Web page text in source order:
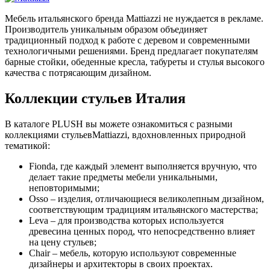
Мебель итальянского бренда Mattiazzi не нуждается в рекламе.
Производитель уникальным образом объединяет
традиционный подход к работе с деревом и современными
технологичными решениями. Бренд предлагает покупателям
барные стойки, обеденные кресла, табуреты и стулья высокого
качества с потрясающим дизайном.
Коллекции стульев Италия
В каталоге PLUSH вы можете ознакомиться с разными
коллекциями стульевMattiazzi, вдохновленных природной
тематикой:
Fionda, где каждый элемент выполняется вручную, что
делает такие предметы мебели уникальными,
неповторимыми;
Osso – изделия, отличающиеся великолепным дизайном,
соответствующим традициям итальянского мастерства;
Leva – для производства которых используется
древесина ценных пород, что непосредственно влияет
на цену стульев;
Chair – мебель, которую используют современные
дизайнеры и архитекторы в своих проектах.